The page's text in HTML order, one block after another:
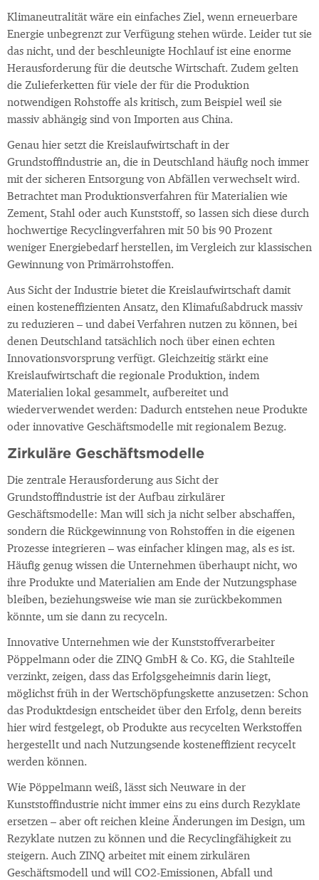
Klimaneutralität wäre ein einfaches Ziel, wenn erneuerbare
Energie unbegrenzt zur Verfügung stehen würde. Leider tut sie
das nicht, und der beschleunigte Hochlauf ist eine enorme
Herausforderung für die deutsche Wirtschaft. Zudem gelten
die Zulieferketten für viele der für die Produktion
notwendigen Rohstoffe als kritisch, zum Beispiel weil sie
massiv abhängig sind von Importen aus China.
Genau hier setzt die Kreislaufwirtschaft in der
Grundstoffindustrie an, die in Deutschland häufig noch immer
mit der sicheren Entsorgung von Abfällen verwechselt wird.
Betrachtet man Produktionsverfahren für Materialien wie
Zement, Stahl oder auch Kunststoff, so lassen sich diese durch
hochwertige Recyclingverfahren mit 50 bis 90 Prozent
weniger Energiebedarf herstellen, im Vergleich zur klassischen
Gewinnung von Primärrohstoffen.
Aus Sicht der Industrie bietet die Kreislaufwirtschaft damit
einen kosteneffizienten Ansatz, den Klimafußabdruck massiv
zu reduzieren – und dabei Verfahren nutzen zu können, bei
denen Deutschland tatsächlich noch über einen echten
Innovationsvorsprung verfügt. Gleichzeitig stärkt eine
Kreislaufwirtschaft die regionale Produktion, indem
Materialien lokal gesammelt, aufbereitet und
wiederverwendet werden: Dadurch entstehen neue Produkte
oder innovative Geschäftsmodelle mit regionalem Bezug.
Zirkuläre Geschäftsmodelle
Die zentrale Herausforderung aus Sicht der
Grundstoffindustrie ist der Aufbau zirkulärer
Geschäftsmodelle: Man will sich ja nicht selber abschaffen,
sondern die Rückgewinnung von Rohstoffen in die eigenen
Prozesse integrieren – was einfacher klingen mag, als es ist.
Häufig genug wissen die Unternehmen überhaupt nicht, wo
ihre Produkte und Materialien am Ende der Nutzungsphase
bleiben, beziehungsweise wie man sie zurückbekommen
könnte, um sie dann zu recyceln.
Innovative Unternehmen wie der Kunststoffverarbeiter
Pöppelmann oder die ZINQ GmbH & Co. KG, die Stahlteile
verzinkt, zeigen, dass das Erfolgsgeheimnis darin liegt,
möglichst früh in der Wertschöpfungskette anzusetzen: Schon
das Produktdesign entscheidet über den Erfolg, denn bereits
hier wird festgelegt, ob Produkte aus recycelten Werkstoffen
hergestellt und nach Nutzungsende kosteneffizient recycelt
werden können.
Wie Pöppelmann weiß, lässt sich Neuware in der
Kunststoffindustrie nicht immer eins zu eins durch Rezyklate
ersetzen – aber oft reichen kleine Änderungen im Design, um
Rezyklate nutzen zu können und die Recyclingfähigkeit zu
steigern. Auch ZINQ arbeitet mit einem zirkulären
Geschäftsmodell und will CO2-Emissionen, Abfall und